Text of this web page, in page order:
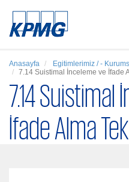
Anasayfa
Egitimlerimiz / -
7.14 Suistimal İnceleme ve İfade
7.14 Suistimal
İfade Alma